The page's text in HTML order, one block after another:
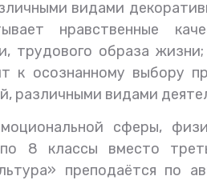
видами
нравственные
трудового образа
к осознанному выбору
различными видами
сферы,
8 классы вместо
преподаётся по